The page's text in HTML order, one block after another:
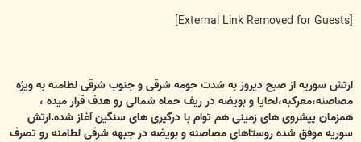
ارتش سوریه از صبح دیروز به شدت حومه شرقی و جنوب شرقی لطامنه به ویژه
مصاصنه،معرکبه،لحایا و بویضه در ریف حماه شمالی رو هدف قرار میده ،
همزمان پیشروی های زمینی هم توام با درگیری های سنگین آغاز شده.ارتش
سوریه موفق شده روستاهای مصاصنه و بویضه در جبهه شرقی لطامنه رو تصرف